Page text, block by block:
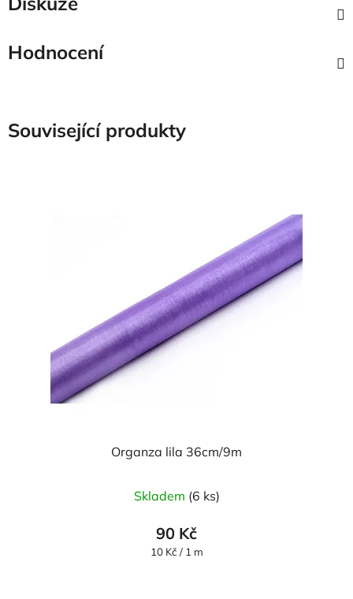
Hodnocení
Související produkty
Organza lila 36cm/9m
hodnocení
produktu
je
Skladem (6 ks)
90 Kč
Měrná
10 Kč / 1 m